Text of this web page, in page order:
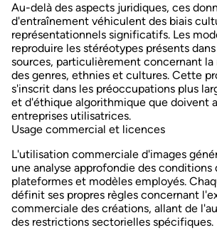
Au-delà des aspects juridiques, ces
d'entraînement véhiculent des biais
représentationnels significatifs. Les
reproduire les stéréotypes présents
sources, particulièrement concernant la
des genres, ethnies et cultures. Cette
s'inscrit dans les préoccupations plus
et d'éthique algorithmique que doivent
entreprises utilisatrices.
Usage commercial et licences
L'utilisation commerciale d'images
une analyse approfondie des conditions
plateformes et modèles employés.
définit ses propres règles concernant l'
commerciale des créations, allant de
des restrictions sectorielles spécifiques.